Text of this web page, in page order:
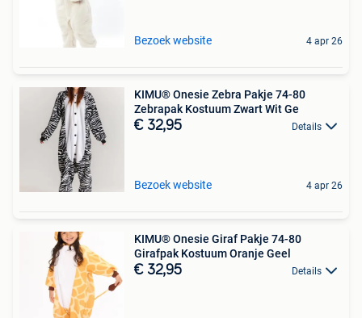
Bezoek website 4 apr 26
KIMU® Onesie Zebra Pakje 74-80
Zebrapak Kostuum Zwart Wit Ge
€ 32,95 Details
Bezoek website 4 apr 26
KIMU® Onesie Giraf Pakje 74-80
Girafpak Kostuum Oranje Geel
€ 32,95 Details